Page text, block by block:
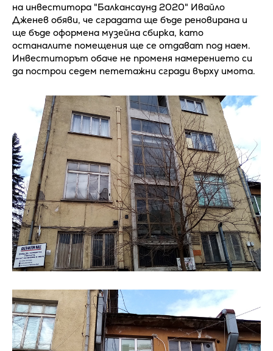
на инвеститора "Балкансаунд 2020" Ивайло
Дженев обяви, че сградата ще бъде реновирана и
ще бъде оформена музейна сбирка, като
останалите помещения ще се отдават под наем.
Инвеститорът обаче не променя намерението си
да построи седем пететажни сгради върху имота.